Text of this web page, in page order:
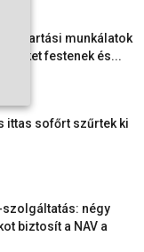
munkálatok
festenek és...
ittas sofőrt szűrtek ki
szolgáltatás: négy
biztosít a NAV a